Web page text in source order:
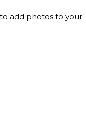
add photos to your